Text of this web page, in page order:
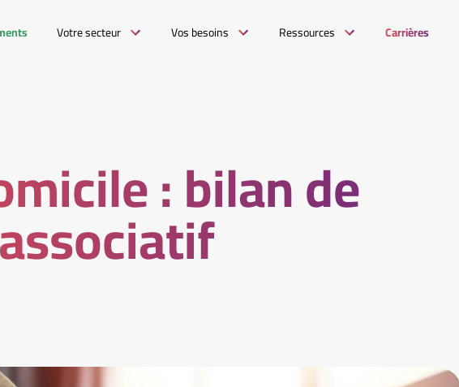
Votre secteur Vos besoins Ressources Carrières
: bilan de